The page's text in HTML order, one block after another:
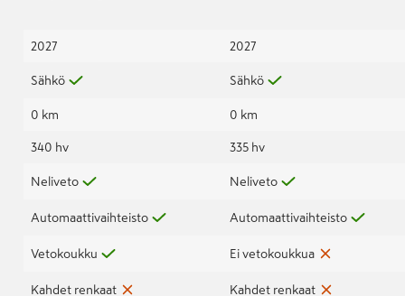
2027
Sähkö
0 km
340 hv
Neliveto
Automaattivaihteisto
Vetokoukku
Kahdet renkaat
2027
Sähkö
0 km
335 hv
Neliveto
Automaattivaihteisto
Ei vetokoukkua
Kahdet renkaat